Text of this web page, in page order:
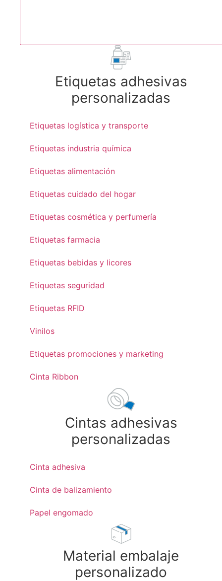
Etiquetas adhesivas
personalizadas
Etiquetas logística y transporte
Etiquetas industria química
Etiquetas alimentación
Etiquetas cuidado del hogar
Etiquetas cosmética y perfumería
Etiquetas farmacia
Etiquetas bebidas y licores
Etiquetas seguridad
Etiquetas RFID
Vinilos
Etiquetas promociones y marketing
Cinta Ribbon
Cintas adhesivas
personalizadas
Cinta adhesiva
Cinta de balizamiento
Papel engomado
Material embalaje
personalizado